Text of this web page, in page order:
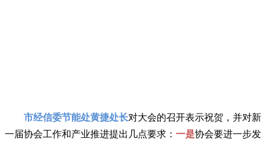
市经信委节能处黄捷处长对大会的召开表示祝贺，并对新
一届协会工作和产业推进提出几点要求： 一是协会要进一步发